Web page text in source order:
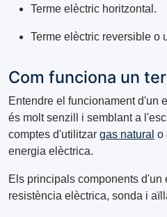
Terme elèctric horitzontal.
Terme elèctric reversible o
Com funciona un
Entendre el funcionament d'un
és molt senzill i semblant a
comptes d'utilitzar gas natural o
energia elèctrica.
Els principals components d'un
resistència elèctrica, sonda i